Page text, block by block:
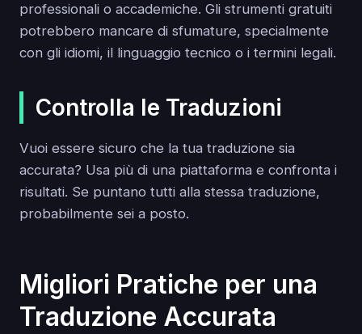
professionali o accademiche. Gli strumenti gratuiti
potrebbero mancare di sfumature, specialmente
con gli idiomi, il linguaggio tecnico o i termini legali.
Controlla le Traduzioni
Vuoi essere sicuro che la tua traduzione sia
accurata? Usa più di una piattaforma e confronta i
risultati. Se puntano tutti alla stessa traduzione,
probabilmente sei a posto.
Migliori Pratiche per una
Traduzione Accurata